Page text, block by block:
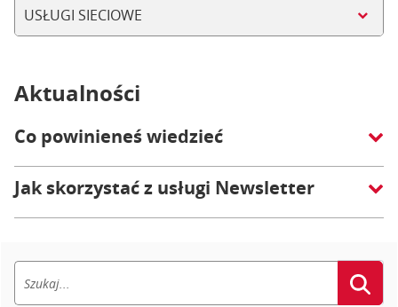
USŁUGI SIECIOWE
Aktualności
Co powinieneś wiedzieć
Jak skorzystać z usługi Newsletter